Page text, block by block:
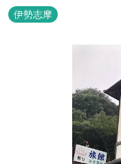
伊勢志摩